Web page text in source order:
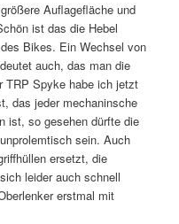
Auflagefläche und
ist das die Hebel
Bikes. Ein Wechsel von
auch, das man die
TRP Spyke habe ich jetzt
das jeder mechaninsche
ist, so gesehen dürfte die
sein. Auch
ersetzt, die
leider auch schnell
erstmal mit